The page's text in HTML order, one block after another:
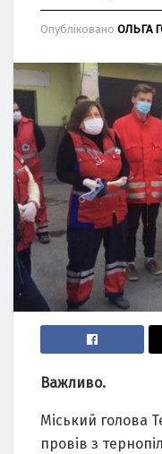
Опубліковано ОЛЬГА
Важливо.
Міський голова
провів з